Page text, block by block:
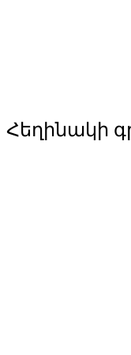
Հեղինակի